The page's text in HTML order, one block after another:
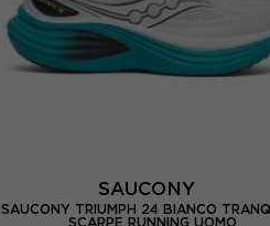
EUR 45 / US 11 EUR 45.5 / US
EUR 46.5 / US 12
SAUCONY
SAUCONY TRIUMPH 24 BIANCO
SCARPE RUNNING UOMO